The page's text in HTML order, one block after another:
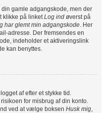
gamle adgangskode, men der
klikke på linketLog ind øverst på
har glemt min adgangskode. Her
adresse. Der fremsendes en
indeholder et aktiveringslink
kan benyttes.
af efter et stykke tid.
for misbrug af din konto.
ved at vælge boksen Husk mig,